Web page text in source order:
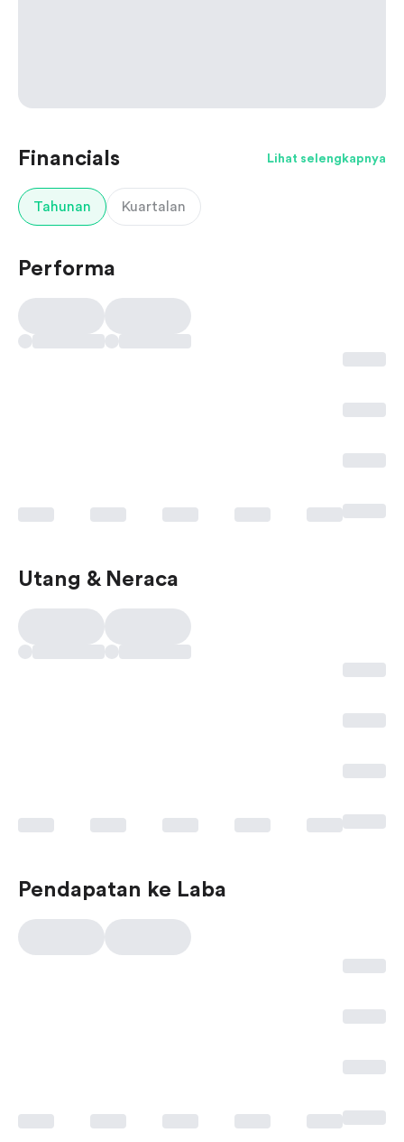
Financials Lihat selengkapnya
Tahunan Kuartalan
Performa
Utang & Neraca
Pendapatan ke Laba